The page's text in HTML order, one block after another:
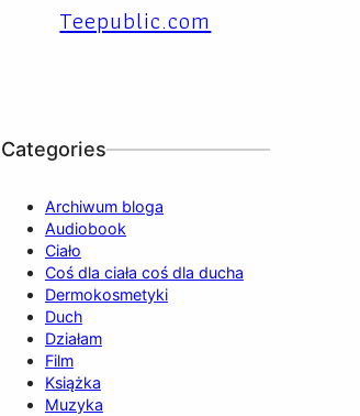
Teepublic.com
Categories
Archiwum bloga
Audiobook
Ciało
Coś dla ciała coś dla ducha
Dermokosmetyki
Duch
Działam
Film
Książka
Muzyka